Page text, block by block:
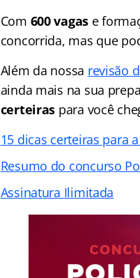
Com 600 vagas e
concorrida, mas que
Além da nossa revisão
ainda mais na sua
certeiras para você
15 dicas certeiras para
Resumo do concurso
Assinatura Ilimitada